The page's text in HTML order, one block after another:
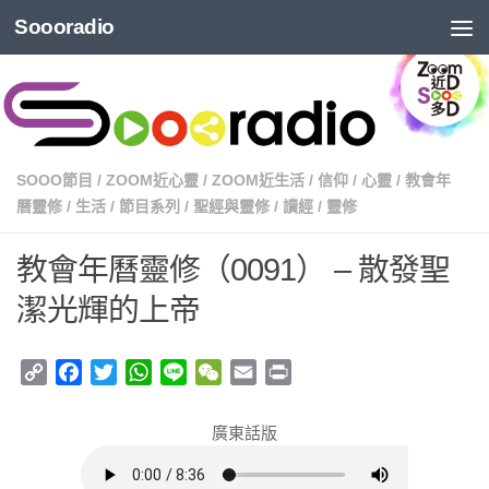
Soooradio
SOOO節目 / ZOOM近心靈 / ZOOM近生活 / 信仰 / 心靈 / 教會年
曆靈修 / 生活 / 節目系列 / 聖經與靈修 / 讀經 / 靈修
教會年曆靈修（0091） – 散發聖
潔光輝的上帝
Copy
Facebook
TwitterWhatsApp
Line WeChat
Email
廣東話版